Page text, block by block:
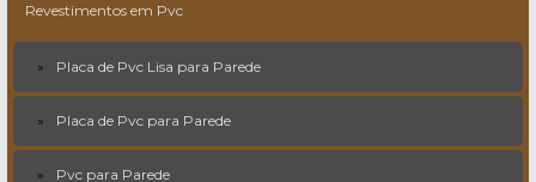
Revestimentos em Pvc
Placa de Pvc Lisa para Parede
Placa de Pvc para Parede
Pvc para Parede